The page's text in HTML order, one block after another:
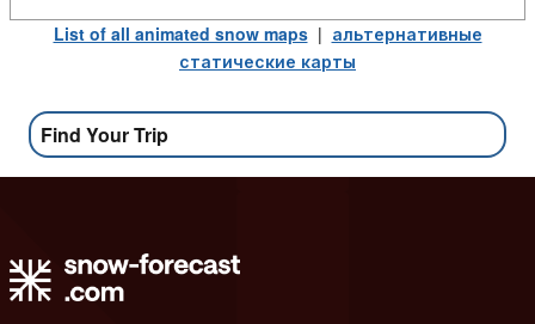
List of all animated snow maps| альтернативные
статические карты
Find Your Trip